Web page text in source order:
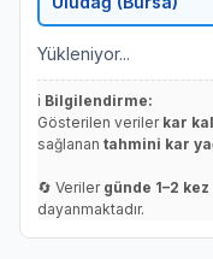
Yükleniyor...
ℹ️ Bilgilendirme:
Gösterilen veriler kar
sağlanan tahmini kar
🔄 Veriler günde 1–2 kez
dayanmaktadır.